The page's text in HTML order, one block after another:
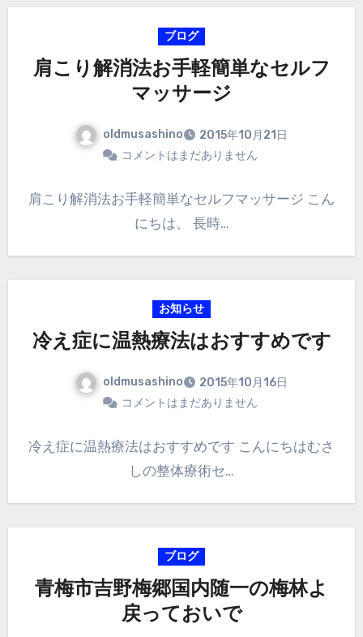
ブログ
肩こり解消法お手軽簡単なセルフ
マッサージ
oldmusashino
2015年10月21日
コメントはまだありません
肩こり解消法お手軽簡単なセルフマッサージ こん
にちは、 長時…
お知らせ
冷え症に温熱療法はおすすめです
oldmusashino
2015年10月16日
コメントはまだありません
冷え症に温熱療法はおすすめです こんにちはむさ
しの整体療術セ…
ブログ
青梅市吉野梅郷国内随一の梅林よ
戻っておいで